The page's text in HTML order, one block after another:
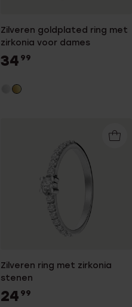
Zilveren goldplated ring met
zirkonia voor dames
34 99
Zilveren ring met zirkonia
stenen
24 99